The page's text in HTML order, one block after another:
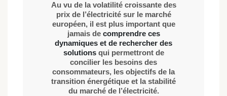
Au vu de la volatilité croissante des
prix de l’électricité sur le marché
européen, il est plus important que
jamais de comprendre ces
dynamiques et de rechercher des
solutionsqui permettront de
concilier les besoins des
consommateurs, les objectifs de la
transition énergétique et la stabilité
du marché de l’électricité.